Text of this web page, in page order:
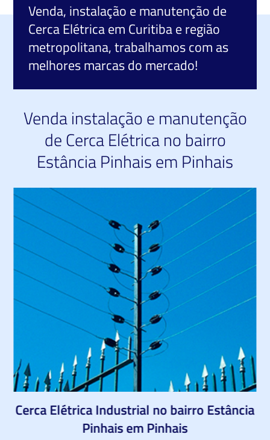
Venda, instalação e manutenção de
Cerca Elétricaem Curitiba e região
metropolitana, trabalhamos com as
melhores marcas do mercado!
Venda instalação e manutenção
de Cerca Elétrica no bairro
Estância Pinhais em Pinhais
Cerca Elétrica Industrial no bairro Estância
Pinhais em Pinhais